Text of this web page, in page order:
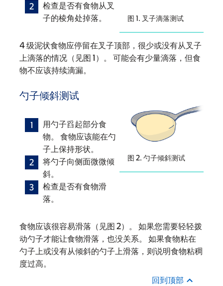
图 1. 叉子滴落测试
检查是否有食物从叉
子的棱角处掉落。
4 级泥状食物应停留在叉子顶部，很少或没有从叉子
上滴落的情况（见图 1）。 可能会有少量滴落，但食
物不应该持续滴漏。
勺子倾斜测试
图 2. 勺子倾斜测试
用勺子舀起部分食
物。 食物应该能在勺
子上保持形状。
将勺子向侧面微微倾
斜。
检查是否有食物滑
落。
食物应该很容易滑落（见图 2）。 如果您需要轻轻拨
动勺子才能让食物滑落，也没关系。 如果食物粘在
勺子上或没有从倾斜的勺子上滑落，则说明食物粘稠
度过高。
回到顶部